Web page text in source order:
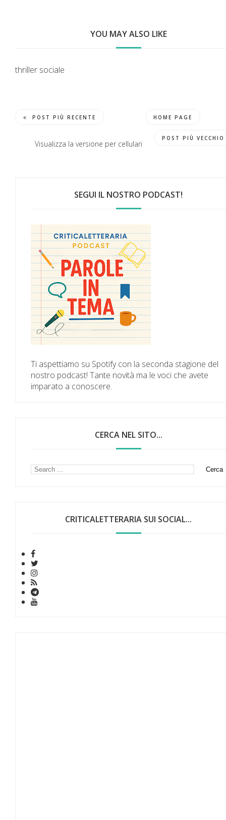
YOU MAY ALSO LIKE
thriller sociale
POST PIÙ RECENTE HOME PAGE
POST PIÙ VECCHIO
Visualizza la versione per cellulari
SEGUI IL NOSTRO PODCAST!
Ti aspettiamo su Spotify con la seconda stagione del
nostro podcast! Tante novità ma le voci che avete
imparato a conoscere.
CERCA NEL SITO...
CRITICALETTERARIA SUI SOCIAL...